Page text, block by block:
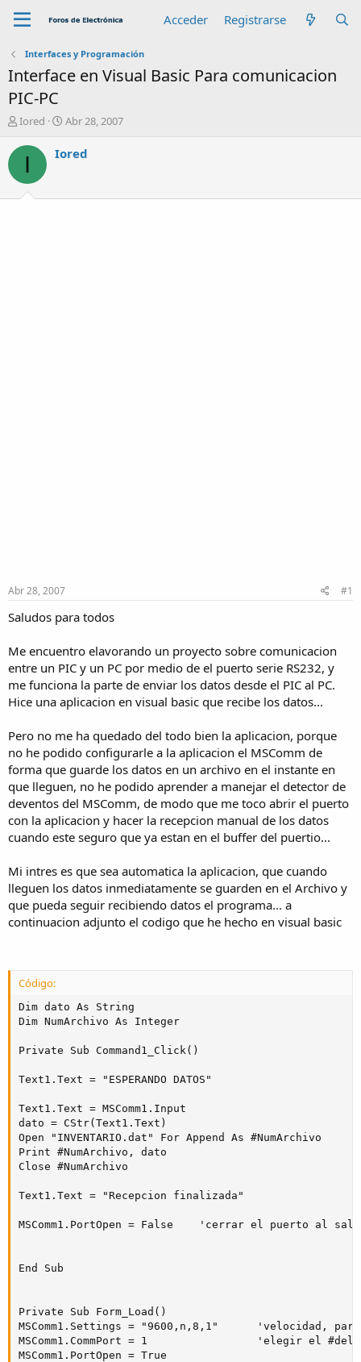
Acceder Registrarse
Interfaces y Programación
Interface en Visual Basic Para comunicacion
PIC-PC
A
t
r
Iored
F
c
Abr 28, 2007
I Iored
Abr 28, 2007 #1
Saludos para todos
Me encuentro elavorando un proyecto sobre comunicacion
entre un PIC y un PC por medio de el puerto serie RS232, y
me funciona la parte de enviar los datos desde el PIC al PC.
Hice una aplicacion en visual basic que recibe los datos...
Pero no me ha quedado del todo bien la aplicacion, porque
no he podido configurarle a la aplicacion el MSComm de
forma que guarde los datos en un archivo en el instante en
que lleguen, no he podido aprender a manejar el detector de
deventos del MSComm, de modo que me toco abrir el puerto
con la aplicacion y hacer la recepcion manual de los datos
cuando este seguro que ya estan en el buffer del puertio...
Mi intres es que sea automatica la aplicacion, que cuando
lleguen los datos inmediatamente se guarden en el Archivo y
que pueda seguir recibiendo datos el programa... a
continuacion adjunto el codigo que he hecho en visual basic
Código:
Dim dato As String
Dim NumArchivo As Integer
Private Sub Command1_Click()
Text1.Text = "ESPERANDO DATOS"
Text1.Text = MSComm1.Input
dato = CStr(Text1.Text)
Open "INVENTARIO.dat" For Append As #NumArchivo
Print #NumArchivo, dato
Close #NumArchivo
Text1.Text = "Recepcion finalizada"
MSComm1.PortOpen = False    'cerrar el puerto al
End Sub
Private Sub Form_Load()
MSComm1.Settings = "9600,n,8,1"      'velocidad,
MSComm1.CommPort = 1                 'elegir el #del
MSComm1.PortOpen = True